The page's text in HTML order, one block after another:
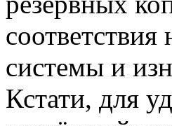
системы и
Кстати, для